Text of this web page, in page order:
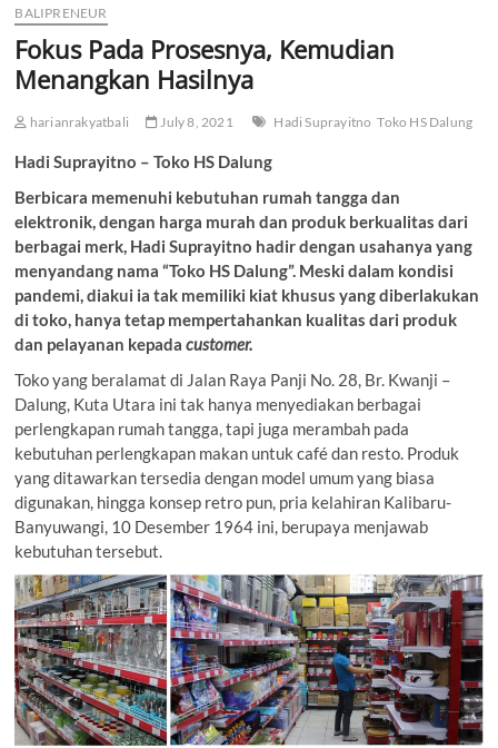
BALIPRENEUR
Fokus Pada Prosesnya, Kemudian
Menangkan Hasilnya
harianrakyatbali July 8, 2021 Hadi Suprayitno Toko HS Dalung
Hadi Suprayitno – Toko HS Dalung
Berbicara memenuhi kebutuhan rumah tangga dan
elektronik, dengan harga murah dan produk berkualitas dari
berbagai merk, Hadi Suprayitno hadir dengan usahanya yang
menyandang nama “Toko HS Dalung”. Meski dalam kondisi
pandemi, diakui ia tak memiliki kiat khusus yang diberlakukan
di toko, hanya tetap mempertahankan kualitas dari produk
dan pelayanan kepadacustomer.
Toko yang beralamat di Jalan Raya Panji No. 28, Br. Kwanji –
Dalung, Kuta Utara ini tak hanya menyediakan berbagai
perlengkapan rumah tangga, tapi juga merambah pada
kebutuhan perlengkapan makan untuk café dan resto. Produk
yang ditawarkan tersedia dengan model umum yang biasa
digunakan, hingga konsep retro pun, pria kelahiran Kalibaru-
Banyuwangi, 10 Desember 1964 ini, berupaya menjawab
kebutuhan tersebut.